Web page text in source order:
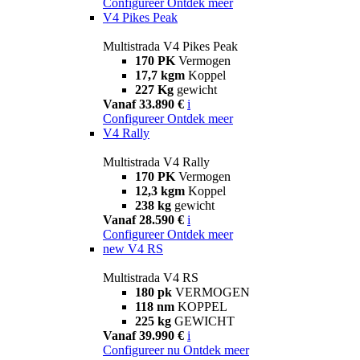
V4 Pikes Peak
Multistrada V4 Pikes Peak
170 PK Vermogen
17,7 kgm Koppel
227 Kg gewicht
Vanaf 33.890 € i
Configureer Ontdek meer
V4 Rally
Multistrada V4 Rally
170 PK Vermogen
12,3 kgm Koppel
238 kg gewicht
Vanaf 28.590 € i
Configureer Ontdek meer
new V4 RS
Multistrada V4 RS
180 pk VERMOGEN
118 nm KOPPEL
225 kg GEWICHT
Vanaf 39.990 € i
Configureer nu Ontdek meer